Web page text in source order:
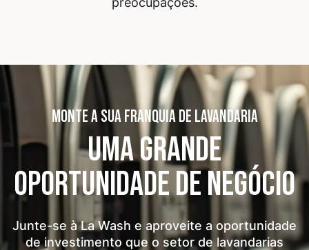
MONTE A SUA FRANQUIA DE LAVANDARIA
UMA GRANDE
OPORTUNIDADE DE NEGÓCIO
Junte-se à La Wash e aproveite a oportunidade
de investimento que o setor de lavandarias